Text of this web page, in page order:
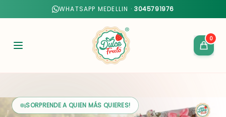
WHATSAPP MEDELLIN · 3045791976
0
¡SORPRENDE A QUIEN MÁS QUIERES!